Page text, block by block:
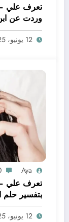
تعرف علي –
وردت عن
يدي –
12 يونيو، 2025
Aya
تعرف علي –
بتفسير حلم
ابن سيرين؟
12 يونيو، 2025